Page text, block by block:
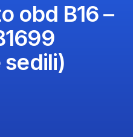
obd B16 –
sedili)